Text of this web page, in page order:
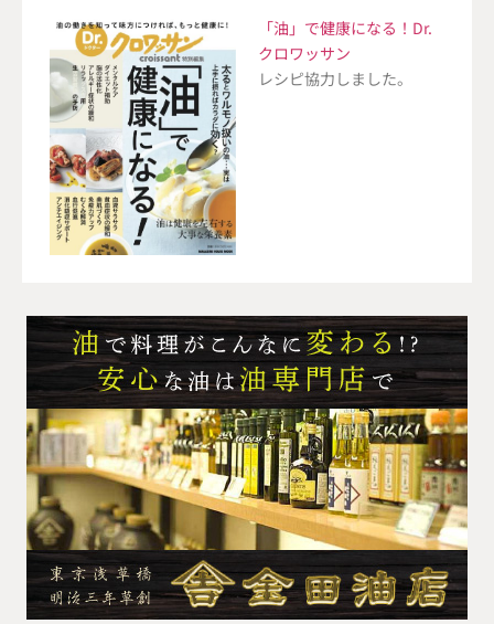
「油」で健康になる！Dr.
クロワッサン
レシピ協力しました。